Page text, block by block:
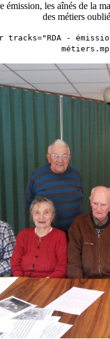
émission, les aînés de la
des métiers
tracks="RDA -